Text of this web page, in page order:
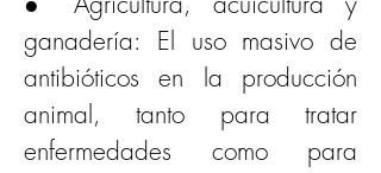
ganadería: El uso masivo de
antibióticos en la producción
animal, tanto para tratar
enfermedades como para